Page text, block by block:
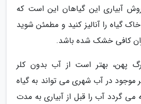
آبیاری این گیاهان این است که
خاک گیاه را آنالیز کنید و مطمئن شوید
کافی خشک شده باشد.
پهن، بهتر است از آب بدون کلر
موجود در آب شهری می تواند به گیاه
گردد آب را قبل از آبیاری به مدت